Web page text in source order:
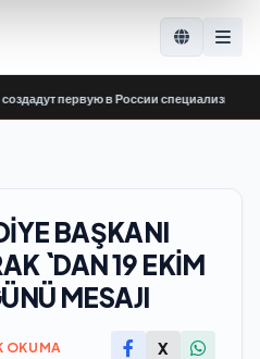
первую в России
BAŞKANI
`DAN 19 EKİM
MESAJI
OKUMA X